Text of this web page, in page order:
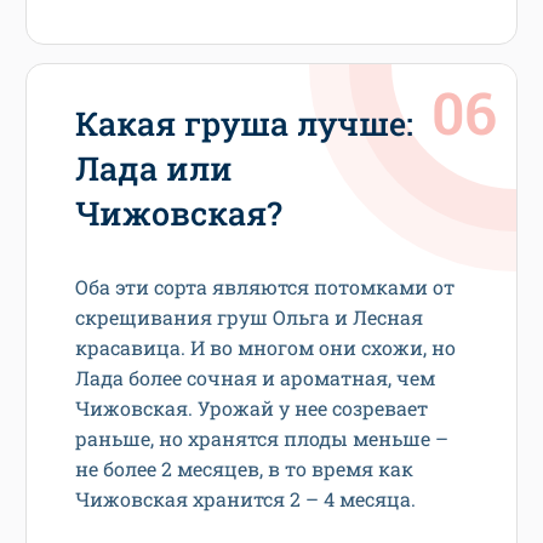
Какая груша лучше:
Лада или
Чижовская?
Оба эти сорта являются потомками от
скрещивания груш Ольга и Лесная
красавица. И во многом они схожи, но
Лада более сочная и ароматная, чем
Чижовская. Урожай у нее созревает
раньше, но хранятся плоды меньше –
не более 2 месяцев, в то время как
Чижовская хранится 2 – 4 месяца.